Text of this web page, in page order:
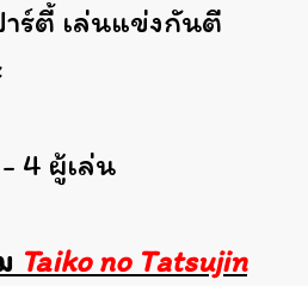
าร์ตี้ เล่นแข่งกันตี
4 ผู้เล่น
Taiko no Tatsujin